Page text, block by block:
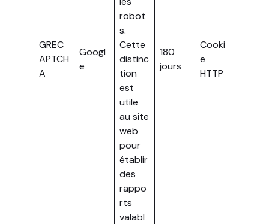
GREC
APTCH
A
Googl
e
robot
s.
Cette
distinc
tion
est
utile
au site
web
pour
établir
des
rappo
rts
valabl
180
jours
Cooki
e
HTTP